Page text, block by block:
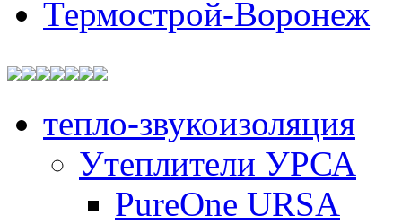
Термострой-Воронеж
тепло-звукоизоляция
Утеплители УРСА
PureOne URSA